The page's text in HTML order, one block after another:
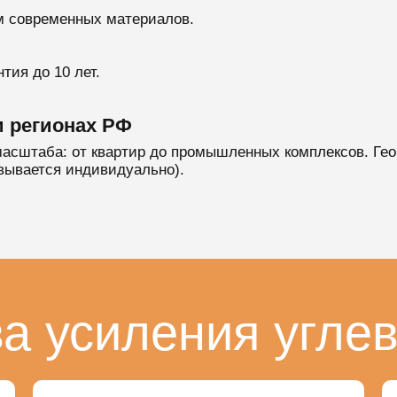
материалов.
до 10 лет.
регионах РФ
от квартир до промышленных комплексов.
индивидуально).
усиления